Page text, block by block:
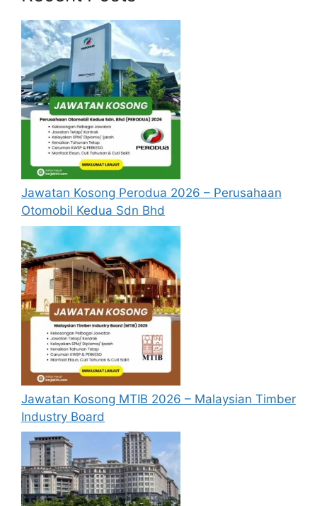
Mgr, Manufaturing Engineering
Director, Operations
Mgr, Factory Quality
Mgr, Logistics
Bussiness Operations Analyst 3
Global Planning System & Standard
Surface Treatment Supplier Engineer
(Plating/ Anodization)
Supplier Quality Engineer
Dir Quality
Quality Inspector
Manager
Technical Program Manager
Global EHS System and Data Specialist
EHS Training Program Specialist
HR Coordinator (Korean & Mandarin
Speaking)
Director, Supply Chain – COTS
Trade Operation Analyst
Learning Specialist
New Product Transfer Technical Lead
Supplier/ Vendor QA Engineer – Valve
System
Materials Planner
Factory Capacity Planner
Test Engineer
Jawatan Kosong Perodua 2026 – Perusahaan
Otomobil Kedua Sdn Bhd
Jawatan Kosong MTIB 2026 – Malaysian Timber
Industry Board